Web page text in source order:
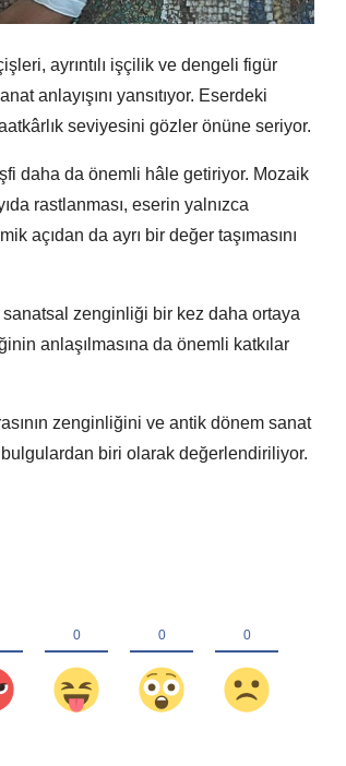
ayrıntılı işçilik ve dengeli figür
anlayışını yansıtıyor. Eserdeki
seviyesini gözler önüne seriyor.
daha da önemli hâle getiriyor. Mozaik
rastlanması, eserin yalnızca
açıdan da ayrı bir değer taşımasını
zenginliği bir kez daha ortaya
anlaşılmasına da önemli katkılar
zenginliğini ve antik dönem sanat
biri olarak değerlendiriliyor.